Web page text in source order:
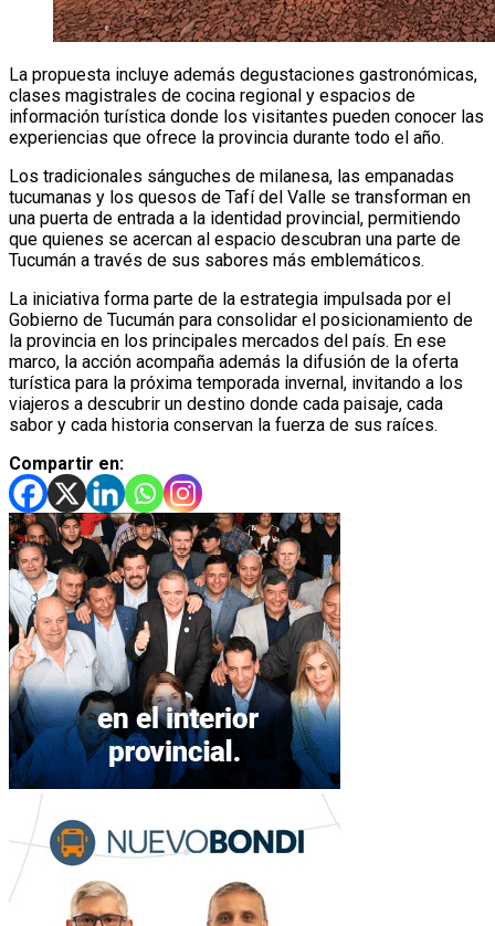
La propuesta incluye además degustaciones gastronómicas,
clases magistrales de cocina regional y espacios de
información turística donde los visitantes pueden conocer las
experiencias que ofrece la provincia durante todo el año.
Los tradicionales sánguches de milanesa, las empanadas
tucumanas y los quesos de Tafí del Valle se transforman en
una puerta de entrada a la identidad provincial, permitiendo
que quienes se acercan al espacio descubran una parte de
Tucumán a través de sus sabores más emblemáticos.
La iniciativa forma parte de la estrategia impulsada por el
Gobierno de Tucumán para consolidar el posicionamiento de
la provincia en los principales mercados del país. En ese
marco, la acción acompaña además la difusión de la oferta
turística para la próxima temporada invernal, invitando a los
viajeros a descubrir un destino donde cada paisaje, cada
sabor y cada historia conservan la fuerza de sus raíces.
Compartir en: